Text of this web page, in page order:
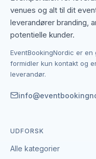
ramme i tankerne.
Kontakten foregår
åben portal – vi
og du laver aftalen
en aftale, der passer
venues og alt til dit
leverandører branding,
potentielle kunder.
EventBookingNordic er
formidler kun kontakt og
leverandør.
UDFORSK
Alle kategorier